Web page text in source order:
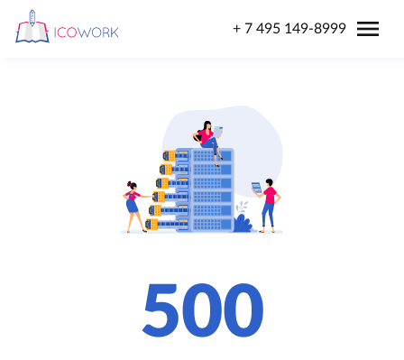
+ 7 495 149-8999 menu
500